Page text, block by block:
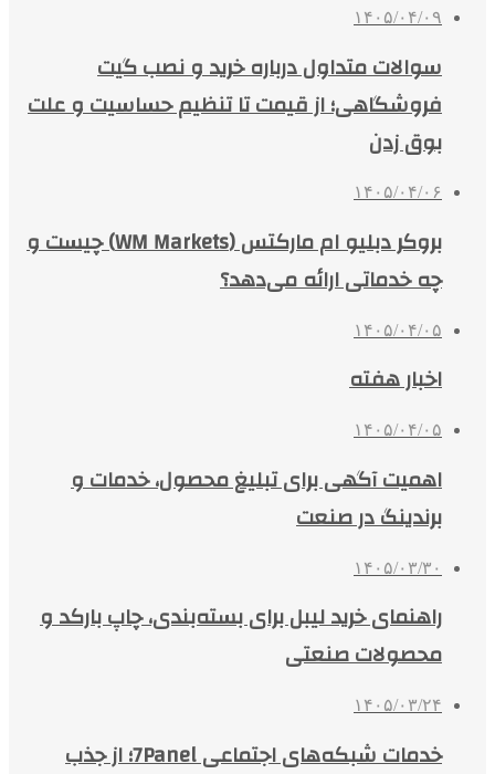
۱۴۰۵/۰۴/۰۹
سوالات متداول درباره خرید و نصب گیت
فروشگاهی؛ از قیمت تا تنظیم حساسیت و علت
بوق زدن
۱۴۰۵/۰۴/۰۶
بروکر دبلیو ام مارکتس (WM Markets) چیست و
چه خدماتی ارائه می‌دهد؟
۱۴۰۵/۰۴/۰۵
اخبار هفته
۱۴۰۵/۰۴/۰۵
اهمیت آگهی برای تبلیغ محصول، خدمات و
برندینگ در صنعت
۱۴۰۵/۰۳/۳۰
راهنمای خرید لیبل برای بسته‌بندی، چاپ بارکد و
محصولات صنعتی
۱۴۰۵/۰۳/۲۴
خدمات شبکه‌های اجتماعی 7Panel؛ از جذب